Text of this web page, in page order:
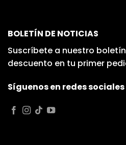
BOLETÍN DE NOTICIAS
Suscríbete a nuestro boletín
descuento en tu primer
Síguenos en redes sociales